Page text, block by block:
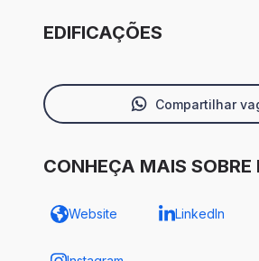
EDIFICAÇÕES
Compartilhar
CONHEÇA MAIS SOBRE
Website LinkedIn